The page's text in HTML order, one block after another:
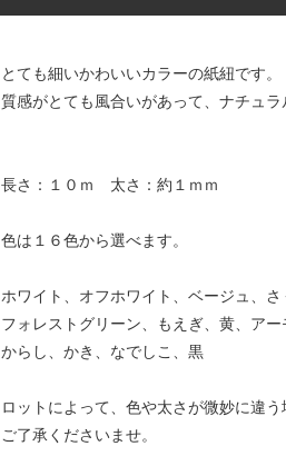
とても細いかわいいカラーの紙紐です。
質感がとても風合いがあって、ナチュ
長さ：１０ｍ 太さ：約１ｍｍ
色は１６色から選べます。
ホワイト、オフホワイト、ベージュ、
フォレストグリーン、もえぎ、黄、ア
からし、かき、なでしこ、黒
ロットによって、色や太さが微妙に違
ご了承くださいませ。